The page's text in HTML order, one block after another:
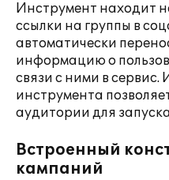
Инструмент находит
ссылки на группы в
автоматически
информацию о
связи с ними в
инструмента
аудитории для
Встроенный
кампаний